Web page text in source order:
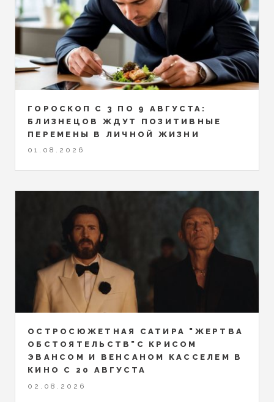
ГОРОСКОП С 3 ПО 9 АВГУСТА:
БЛИЗНЕЦОВ ЖДУТ ПОЗИТИВНЫЕ
ПЕРЕМЕНЫ В ЛИЧНОЙ ЖИЗНИ
01.08.2026
ОСТРОСЮЖЕТНАЯ САТИРА "ЖЕРТВА
ОБСТОЯТЕЛЬСТВ"С КРИСОМ
ЭВАНСОМ И ВЕНСАНОМ КАССЕЛЕМ В
КИНО С 20 АВГУСТА
02.08.2026